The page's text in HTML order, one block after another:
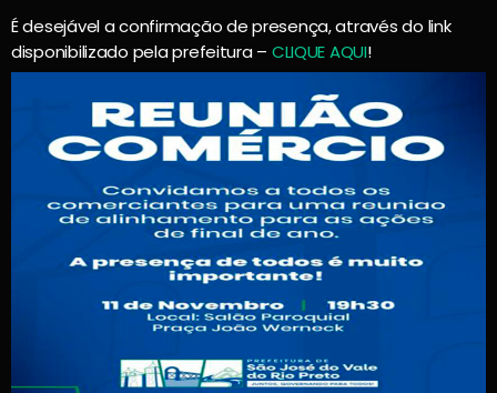
É desejável a confirmação de presença, através do link
disponibilizado pela prefeitura – CLIQUE AQUI!